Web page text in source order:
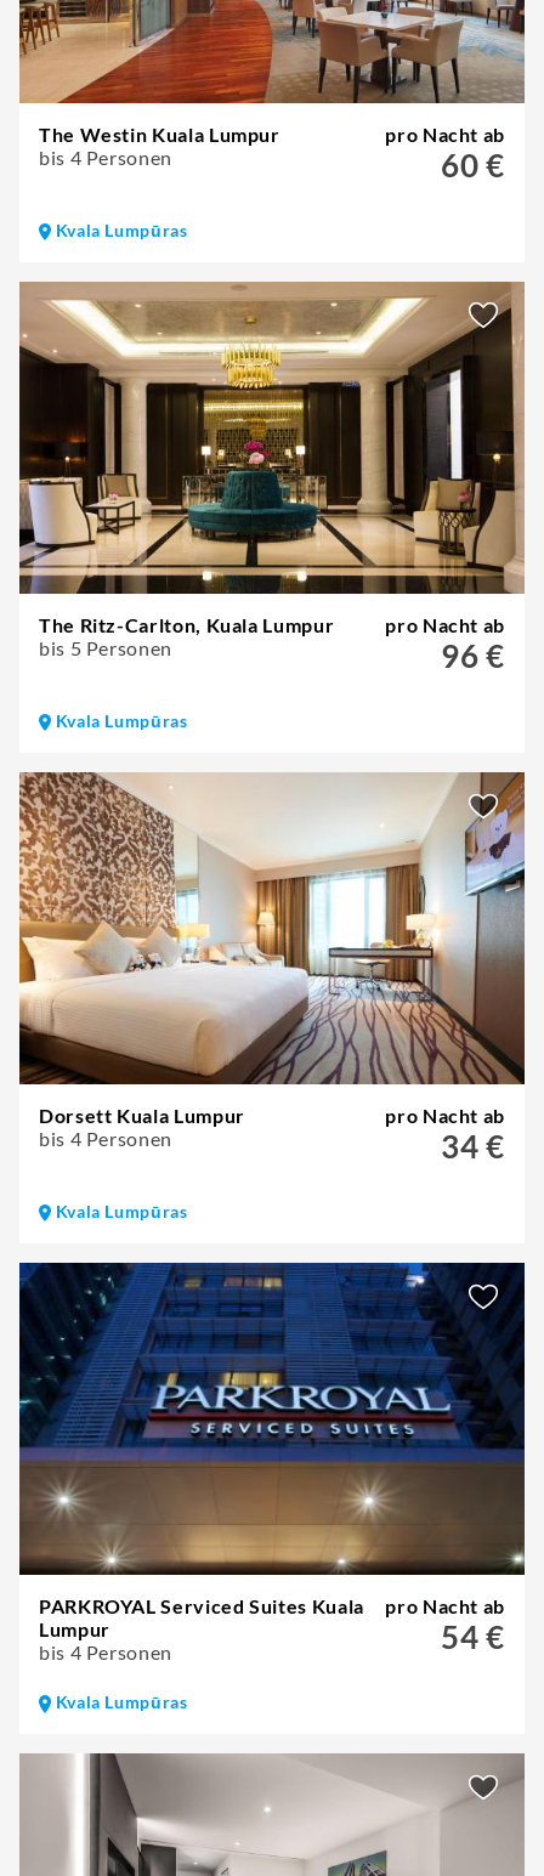
The Westin Kuala Lumpur
bis 4 Personen
pro Nacht ab
60 €
Kvala Lumpūras
The Ritz-Carlton, Kuala Lumpur
bis 5 Personen
pro Nacht ab
96 €
Kvala Lumpūras
Dorsett Kuala Lumpur
bis 4 Personen
pro Nacht ab
34 €
Kvala Lumpūras
PARKROYAL Serviced Suites Kuala
Lumpur
bis 4 Personen
pro Nacht ab
54 €
Kvala Lumpūras